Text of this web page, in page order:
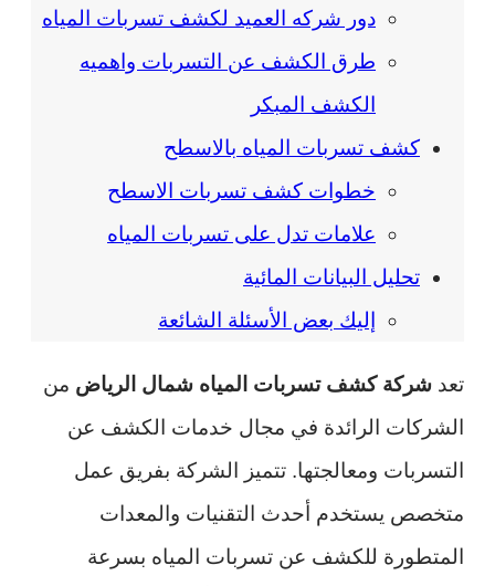
دور شركه العميد لكشف تسربات المياه
طرق الكشف عن التسربات واهميه
الكشف المبكر
كشف تسربات المياه بالاسطح
خطوات كشف تسربات الاسطح
علامات تدل على تسربات المياه
تحليل البيانات المائية
إليك بعض الأسئلة الشائعة
تعد شركة كشف تسربات المياه شمال الرياض من
الشركات الرائدة في مجال خدمات الكشف عن
التسربات ومعالجتها. تتميز الشركة بفريق عمل
متخصص يستخدم أحدث التقنيات والمعدات
المتطورة للكشف عن تسربات المياه بسرعة